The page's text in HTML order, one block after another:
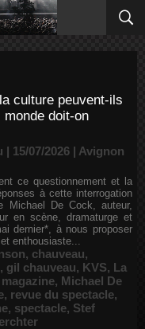
culture peuvent-ils
doit-on
| 15/07/2026 | Avignon
ce questionnement et la
à cette interrogation
Michael De Cock, auteur,
en scène, dramaturge et
dernier*, à nous proposer
enthousiaste...
, chauveau,
, gil chauveau, KVS, La
magazine, Michael De
, revue du spectacle,
, spectacle, Stef